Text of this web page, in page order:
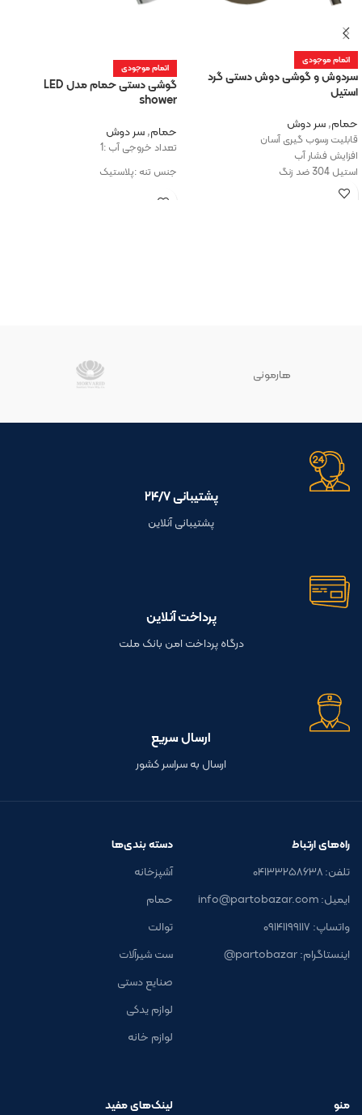
اتمام موجودی
سردوش و گوشی دوش دستی گرد
استیل
حمام,سر دوش
قابلیت رسوب گیری آسان
افزایش فشار آب
استیل 304 ضد زنگ
اتمام موجودی
گوشی دستی حمام مدل LED
shower
حمام,سر دوش
تعداد خروجی آب :1
جنس تنه :پلاستیک
هارمونی
پشتیبانی ۲۴/۷
پشتیبانی آنلاین
پرداخت آنلاین
درگاه پرداخت امن بانک ملت
ارسال سریع
ارسال به سراسر کشور
راه‌های ارتباط
تلفن: ۰۴۱۳۳۲۵۸۶۳۸
ایمیل: info@partobazar.com
واتساپ: ۰۹۱۴۱۱۹۹۱۱۷
اینستاگرام: partobazar@
دسته بندی‌ها
آشپزخانه
حمام
توالت
ست شیرآلات
صنایع دستی
لوازم یدکی
لوازم خانه
منو
لینک‌های مفید